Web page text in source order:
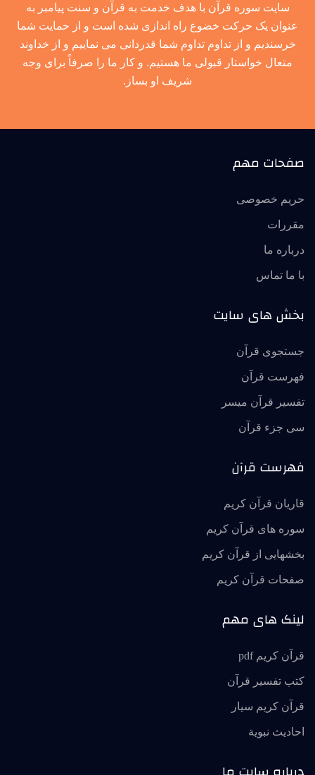
سایت سوره قرآن با هدف خدمت به قرآن و سنت پیامبر به
عنوان یک حرکت خضوع راه اندازی شده است و از حمایت شما
خرسندیم و از تداوم تداوم شما قدردانی می نماییم و از خداوند
متعال خواستار قبولی ما هستیم. و کار ما را صرفاً برای وجه
شریف او بساز.
صفحات مهم
حریم خصوصی
مقررات
درباره ما
با ما تماس
بخش های سایت
جستجوی قرآن
فهرست قرآن
تفسير قرآن ميسر
سی جزء قرآن
فهرست قرآن
قاریان قرآن کریم
سوره های قرآن کریم
بخشهایی از قرآن کریم
صفحات قرآن کریم
لینک های مهم
قرآن کریم pdf
کتب تفسیر قرآن
قرآن کریم سیار
احاديث نبوية